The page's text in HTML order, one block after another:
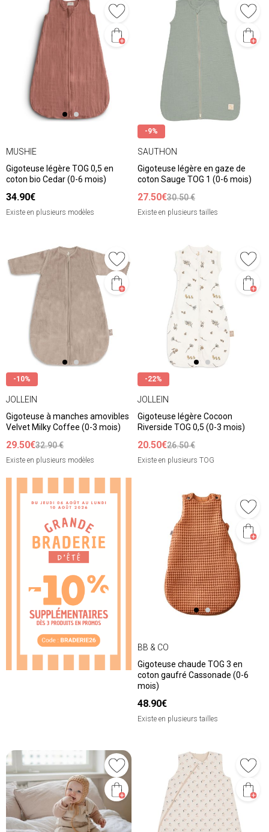
MUSHIE
Gigoteuse légère TOG 0,5 en
coton bio Cedar (0-6 mois)
34.90€
Existe en plusieurs modèles
-9%
SAUTHON
Gigoteuse légère en gaze de
coton Sauge TOG 1 (0-6 mois)
27.50€30.50 €
Existe en plusieurs tailles
-10%
JOLLEIN
Gigoteuse à manches amovibles
Velvet Milky Coffee (0-3 mois)
29.50€32.90 €
Existe en plusieurs modèles
-22%
JOLLEIN
Gigoteuse légère Cocoon
Riverside TOG 0,5 (0-3 mois)
20.50€26.50 €
Existe en plusieurs TOG
❮ ❯
BB & CO
Gigoteuse chaude TOG 3 en
coton gaufré Cassonade (0-6
mois)
48.90€
Existe en plusieurs tailles